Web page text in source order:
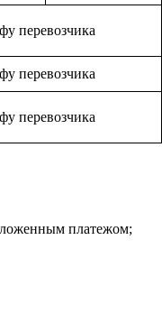
перевозчика
перевозчика
перевозчика
платежом;